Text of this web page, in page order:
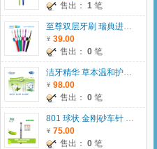
售出： 1 笔
至尊双层牙刷 瑞典进口 TEPE
39.00
售出： 0 笔
洁牙精华 草本温和护龈 代替牙膏、漱口水，一瓶二用
98.00
售出： 0 笔
801 球状 金刚砂车针 801 瑞士JOTA 原装进口 5支/板 直径： 007-029 5支/板 直径：033-042 2支/板 单位：板
75.00
售出： 0 笔